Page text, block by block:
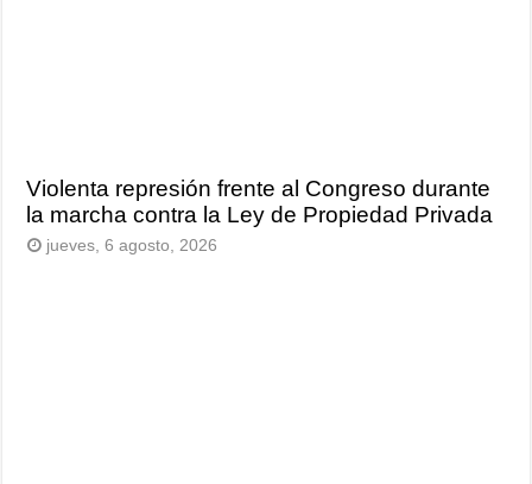
Violenta represión frente al Congreso durante
la marcha contra la Ley de Propiedad Privada
jueves, 6 agosto, 2026